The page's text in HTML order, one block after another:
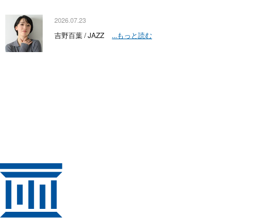
2026.07.23
吉野百葉 / JAZZ ...もっと読む